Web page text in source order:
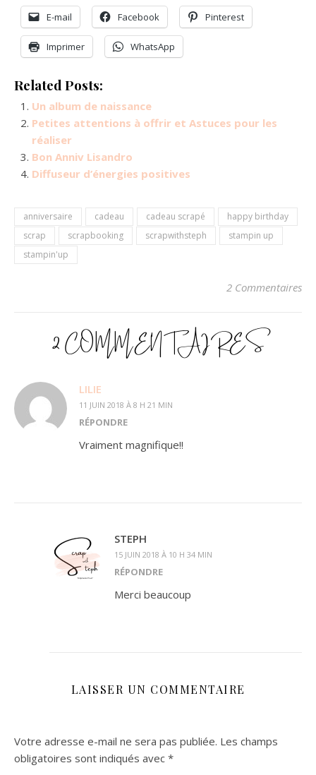
E-mail Facebook Pinterest
Imprimer WhatsApp
Related Posts:
Un album de naissance
Petites attentions à offrir et Astuces pour les
réaliser
Bon Anniv Lisandro
Diffuseur d’énergies positives
anniversaire cadeau cadeau scrapé
happy birthday
scrap
scrapbooking scrapwithsteph
stampin up
stampin'up
2 Commentaires
2 COMMENTAIRES
LILIE
11 JUIN 2018 À 8 H 21 MIN
RÉPONDRE
Vraiment magnifique!!
STEPH
15 JUIN 2018 À 10 H 34 MIN
RÉPONDRE
Merci beaucoup
LAISSER UN COMMENTAIRE
Votre adresse e-mail ne sera pas publiée. Les champs
obligatoires sont indiqués avec *